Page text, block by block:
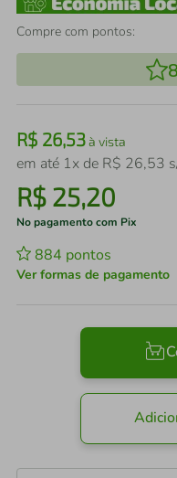
Compre com pontos:
R$ 26,53à vista
em até 1x de R$ 26,53
R$ 25,20
No pagamento com Pix
884 pontos
Ver formas de pagamento